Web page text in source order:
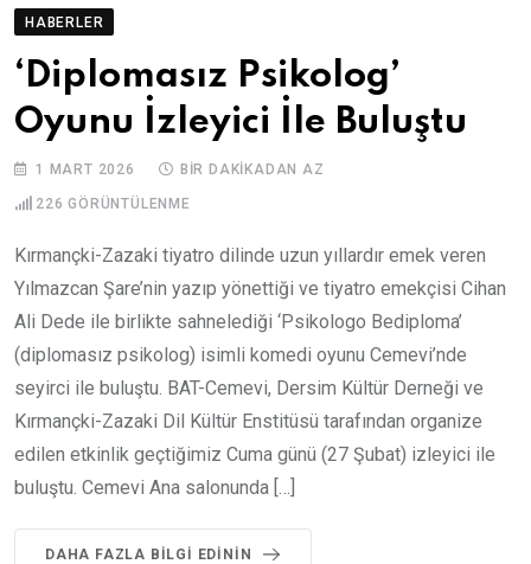
HABERLER
‘Diplomasız Psikolog’
Oyunu İzleyici İle Buluştu
1 MART 2026 BIR DAKIKADAN AZ
226 GÖRÜNTÜLENME
Kırmançki-Zazaki tiyatro dilinde uzun yıllardır emek veren
Yılmazcan Şare’nin yazıp yönettiği ve tiyatro emekçisi Cihan
Ali Dede ile birlikte sahnelediği ‘Psikologo Bediploma’
(diplomasız psikolog) isimli komedi oyunu Cemevi’nde
seyirci ile buluştu. BAT-Cemevi, Dersim Kültür Derneği ve
Kırmançki-Zazaki Dil Kültür Enstitüsü tarafından organize
edilen etkinlik geçtiğimiz Cuma günü (27 Şubat) izleyici ile
buluştu. Cemevi Ana salonunda […]
DAHA FAZLA BILGI EDININ